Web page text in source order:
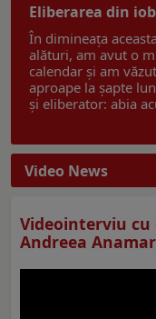
Eliberarea din
În dimineața
alături, am avut o
calendar și am
aproape la șapte
și eliberator: abia
Video News
Videointerviu
Andreea